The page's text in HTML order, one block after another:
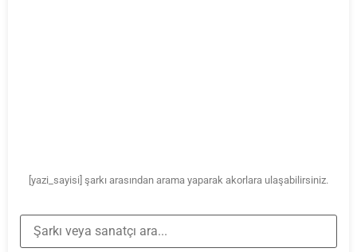
[yazi_sayisi] şarkı arasından arama yaparak akorlara ulaşabilirsiniz.